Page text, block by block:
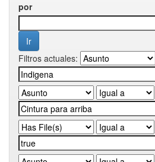
por
Filtros actuales: